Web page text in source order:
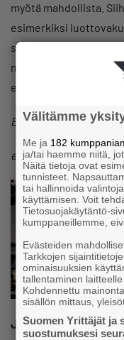
myötä mahdollista.
esimerkiksi
suojaamisessa ja
monipuolistaminen
entistäkin
Elina Hakola
elina.hakola (at)
Jaa
Välitämme
Me ja 182
ja/tai haemme niitä,
Näitä tietoja ovat
tunnisteet.
tai hallinnoida
käyttämisen. Voit
Tietosuojakäytäntö-
kumppaneillemme,
Evästeiden
Tarkkojen
ominaisuuksien
tallentaminen
Kohdennettu
sisällön mittaus,
Suomen Yrittäjät ja
suostumuksesi